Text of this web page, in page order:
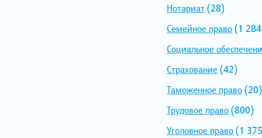
Нотариат(28)
Семейное право(1
Социальное
Страхование (42)
Таможенное право(20)
Трудовое право(800)
Уголовное право(1